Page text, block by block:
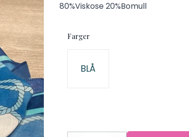
Description
80%Viskose 20%Bomull
Farger
Velg en Farger
BLÅ